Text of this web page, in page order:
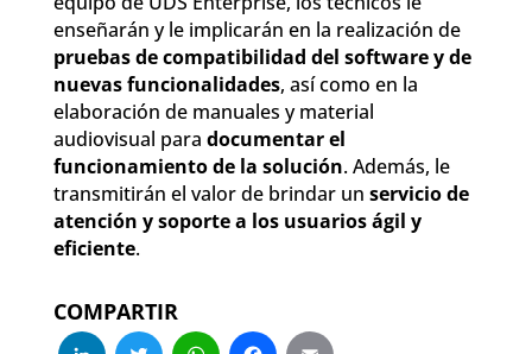
enseñarán y le implicarán en la realización de
pruebas de compatibilidad del software y de
nuevas funcionalidades, así como en la
elaboración de manuales y material
audiovisual para documentar el
funcionamiento de la solución. Además, le
transmitirán el valor de brindar un servicio de
atención y soporte a los usuarios ágil y
eficiente.
COMPARTIR